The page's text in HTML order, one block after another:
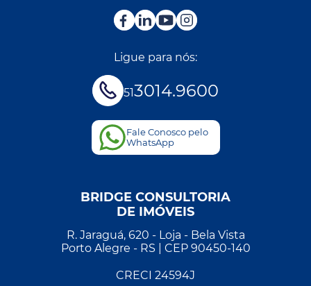
Ligue para nós:
513014.9600
Fale Conosco pelo
WhatsApp
BRIDGE CONSULTORIA
DE IMÓVEIS
R. Jaraguá, 620 - Loja - Bela Vista
Porto Alegre - RS | CEP 90450-140
CRECI 24594J